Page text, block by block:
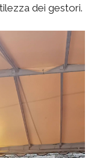
dei gestori.